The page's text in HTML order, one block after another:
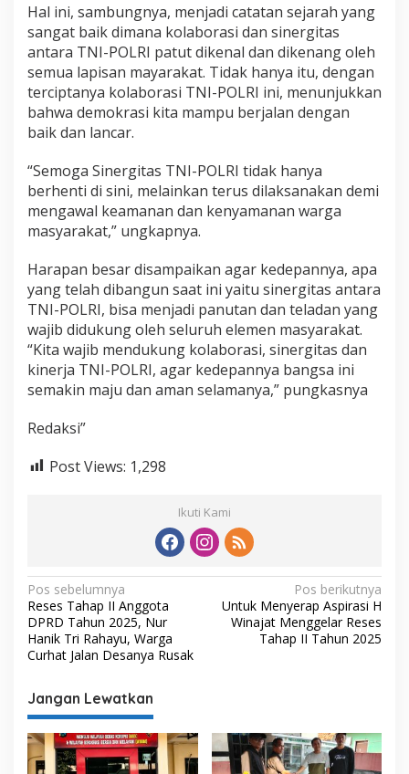
r
u
s
u
h
a
n
Hal ini, sambungnya, menjadi catatan sejarah yang
sangat baik dimana kolaborasi dan sinergitas
antara TNI-POLRI patut dikenal dan dikenang oleh
semua lapisan mayarakat. Tidak hanya itu, dengan
terciptanya kolaborasi TNI-POLRI ini, menunjukkan
bahwa demokrasi kita mampu berjalan dengan
baik dan lancar.
“Semoga Sinergitas TNI-POLRI tidak hanya
berhenti di sini, melainkan terus dilaksanakan demi
mengawal keamanan dan kenyamanan warga
masyarakat,” ungkapnya.
Harapan besar disampaikan agar kedepannya, apa
yang telah dibangun saat ini yaitu sinergitas antara
TNI-POLRI, bisa menjadi panutan dan teladan yang
wajib didukung oleh seluruh elemen masyarakat.
“Kita wajib mendukung kolaborasi, sinergitas dan
kinerja TNI-POLRI, agar kedepannya bangsa ini
semakin maju dan aman selamanya,” pungkasnya
Redaksi”
Post Views: 1,298
Ikuti Kami
N
a
v
g
a
s
Pos sebelumnya
Reses Tahap II Anggota
DPRD Tahun 2025, Nur
Hanik Tri Rahayu, Warga
Curhat Jalan Desanya Rusak
Pos berikutnya
Untuk Menyerap Aspirasi H
Winajat Menggelar Reses
Tahap II Tahun 2025
Jangan Lewatkan